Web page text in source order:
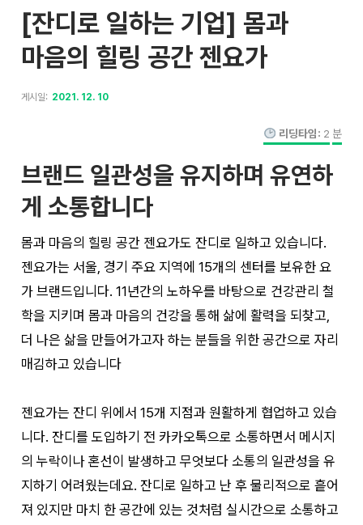
[잔디로 일하는 기업] 몸과
마음의 힐링 공간 젠요가
게시일: 2021. 12. 10
리딩타임: 2 분
브랜드 일관성을 유지하며 유연하
게 소통합니다
몸과 마음의 힐링 공간 젠요가도 잔디로 일하고 있습니다.
젠요가는 서울, 경기 주요 지역에 15개의 센터를 보유한 요
가 브랜드입니다. 11년간의 노하우를 바탕으로 건강관리 철
학을 지키며 몸과 마음의 건강을 통해 삶에 활력을 되찾고,
더 나은 삶을 만들어가고자 하는 분들을 위한 공간으로 자리
매김하고 있습니다
젠요가는 잔디 위에서 15개 지점과 원활하게 협업하고 있습
니다. 잔디를 도입하기 전 카카오톡으로 소통하면서 메시지
의 누락이나 혼선이 발생하고 무엇보다 소통의 일관성을 유
지하기 어려웠는데요. 잔디로 일하고 난 후 물리적으로 흩어
져 있지만 마치 한 공간에 있는 것처럼 실시간으로 소통하고